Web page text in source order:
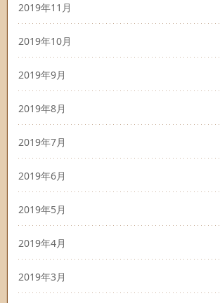
2019年11月
2019年10月
2019年9月
2019年8月
2019年7月
2019年6月
2019年5月
2019年4月
2019年3月